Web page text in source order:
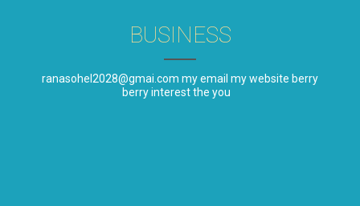
BUSINESS
ranasohel2028@gmai.com my email my website berry
berry interest the you